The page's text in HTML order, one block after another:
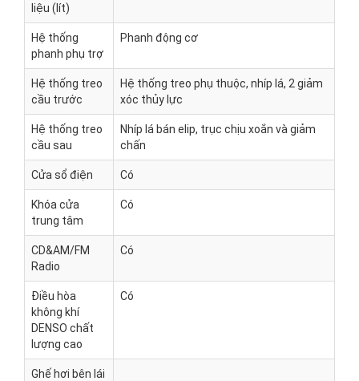
liệu (lít)
Hệ thống
phanh phụ trợ
Phanh động cơ
Hệ thống treo
cầu trước
Hệ thống treo phụ thuộc, nhíp lá, 2 giảm
xóc thủy lực
Hệ thống treo
cầu sau
Nhíp lá bán elip, trục chịu xoắn và giảm
chấn
Cửa sổ điện Có
Khóa cửa
trung tâm
Có
CD&AM/FM
Radio
Có
Điều hòa
không khí
DENSO chất
lượng cao
Có
Ghế hơi bên lái